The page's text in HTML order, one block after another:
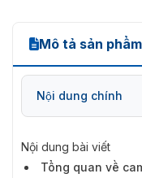
Mô tả sản phẩm
Nội dung chính
Nội dung bài viết
Tổng quan về